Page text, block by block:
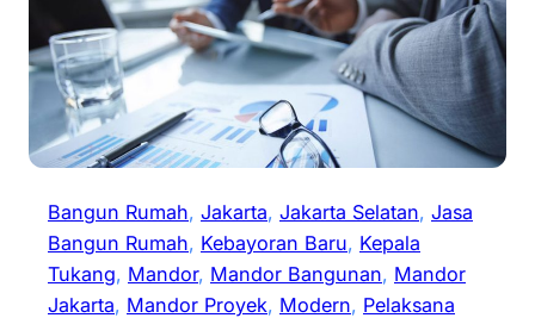
Bangun Rumah, Jakarta, Jakarta Selatan, Jasa
Bangun Rumah, Kebayoran Baru, Kepala
Tukang, Mandor, Mandor Bangunan, Mandor
Jakarta, Mandor Proyek, Modern, Pelaksana